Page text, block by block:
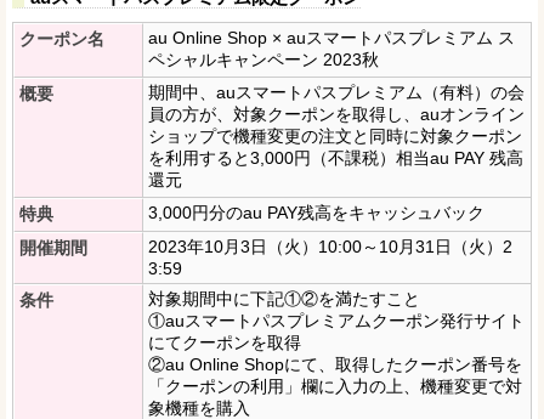
クーポン名
au Online Shop × auスマートパスプレミアム ス
ペシャルキャンペーン 2023秋
概要
期間中、auスマートパスプレミアム（有料）の会
員の方が、対象クーポンを取得し、auオンライン
ショップで機種変更の注文と同時に対象クーポン
を利用すると3,000円（不課税）相当au PAY 残高
還元
特典
3,000円分のau PAY残高をキャッシュバック
開催期間
2023年10月3日（火）10:00～10月31日（火）2
3:59
条件
対象期間中に下記①②を満たすこと
①auスマートパスプレミアムクーポン発行サイト
にてクーポンを取得
②au Online Shopにて、取得したクーポン番号を
「クーポンの利用」欄に入力の上、機種変更で対
象機種を購入